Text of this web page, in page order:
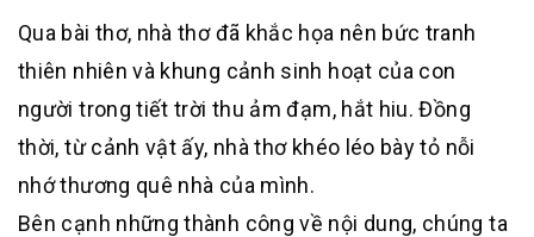
Qua bài thơ, nhà thơ đã khắc họa nên bức tranh
thiên nhiên và khung cảnh sinh hoạt của con
người trong tiết trời thu ảm đạm, hắt hiu. Đồng
thời, từ cảnh vật ấy, nhà thơ khéo léo bày tỏ nỗi
nhớ thương quê nhà của mình.
Bên cạnh những thành công về nội dung, chúng ta